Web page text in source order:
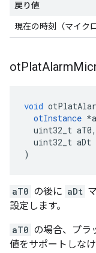
戻り値
現在の時刻（マイク
otPlatAlarm
void
otInstance *
uint32_t aT0,
uint32_t aDt
)
aT0 の後に aDt
設定します。
aT0 の場合、プラ
値をサポートしな